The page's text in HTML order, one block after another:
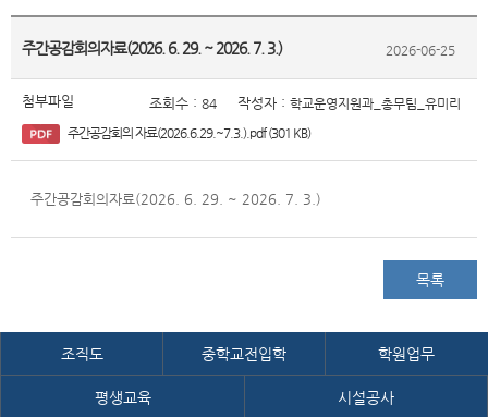
주간공감회의자료(2026. 6. 29. ~ 2026. 7. 3.) 2026-06-25
첨부파일
주간공감회의 자료(2026.6.29.~7.3.).pdf (301 KB)
조회수 : 84 작성자 : 학교운영지원과_총무팀_유미리
주간공감회의자료(2026. 6. 29. ~ 2026. 7. 3.)
목록
조직도 중학교전입학 학원업무
평생교육 시설공사